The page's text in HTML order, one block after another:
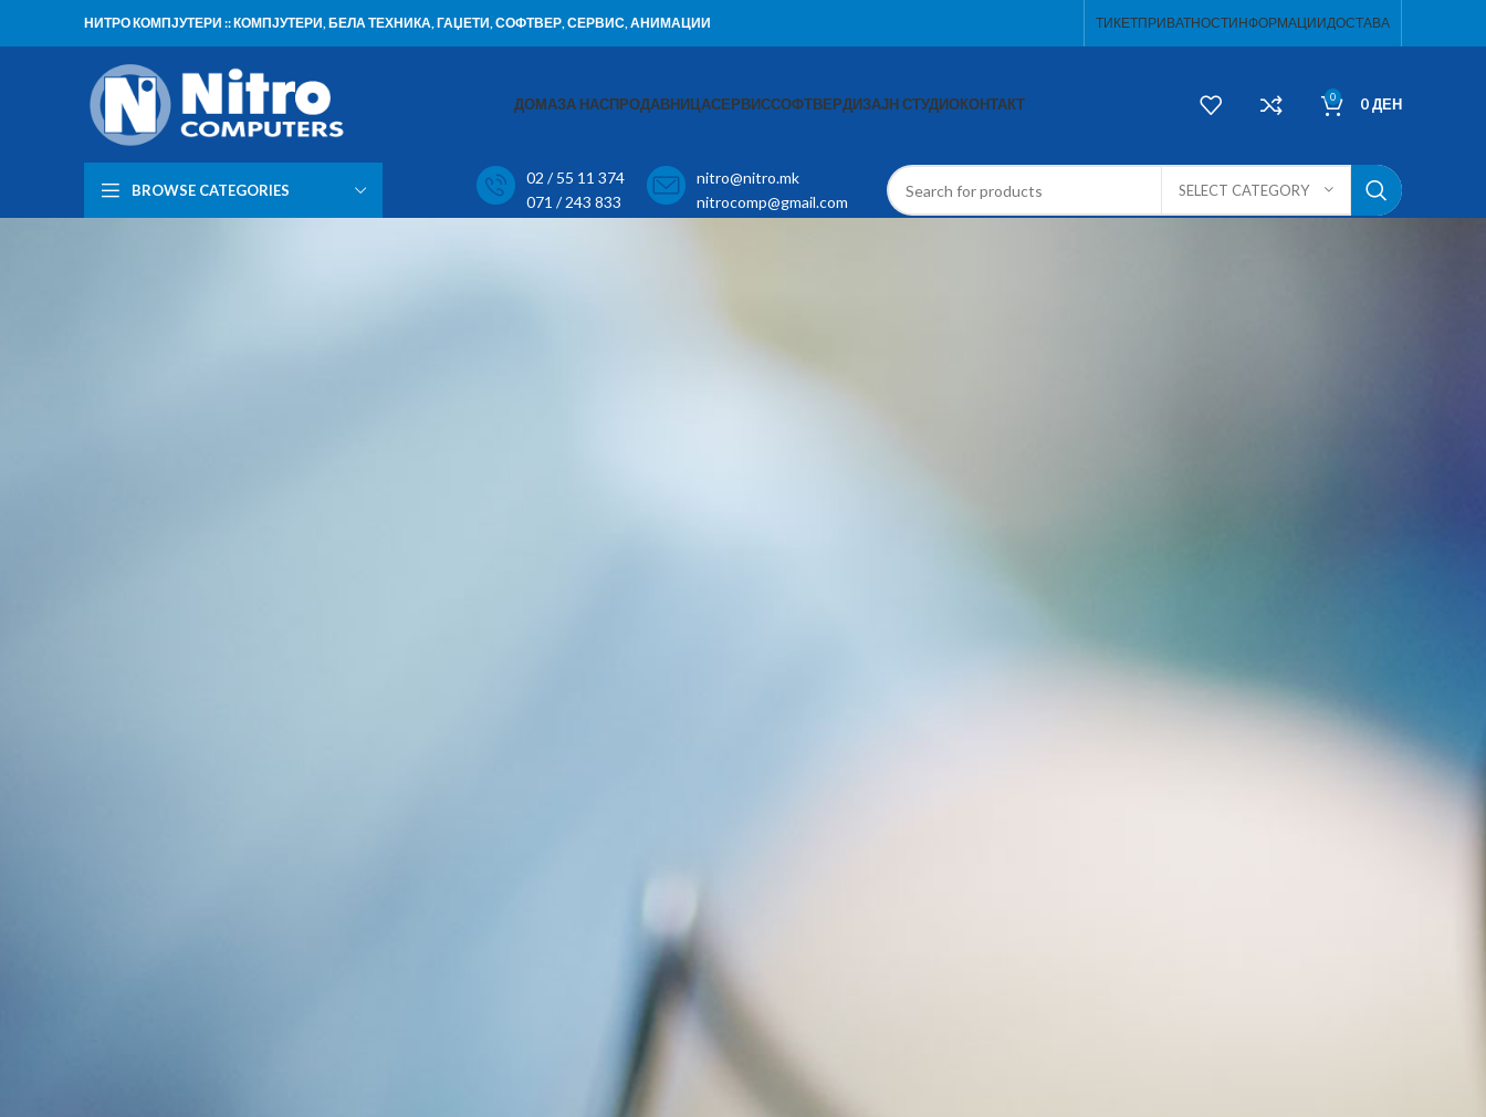
НИТРО КОМПЈУТЕРИ :: КОМПЈУТЕРИ, БЕЛА ТЕХНИКА, ГАЏЕТИ, СОФТВЕР, СЕРВИС, АНИМАЦИИ ТИКЕТПРИВАТНОСТИНФОРМАЦИИДОСТАВА
ДОМАЗА НАСПРОДАВНИЦАСЕРВИССОФТВЕРДИЗАЈН СТУДИОКОНТАКТ 0 0ДЕН
BROWSE CATEGORIES
02 / 55 11 374
071 / 243 833
nitro@nitro.mk
nitrocomp@gmail.com
SELECT CATEGORY